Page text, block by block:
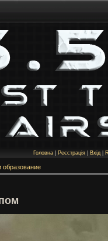
Головна Реєстрація Вхід
образование